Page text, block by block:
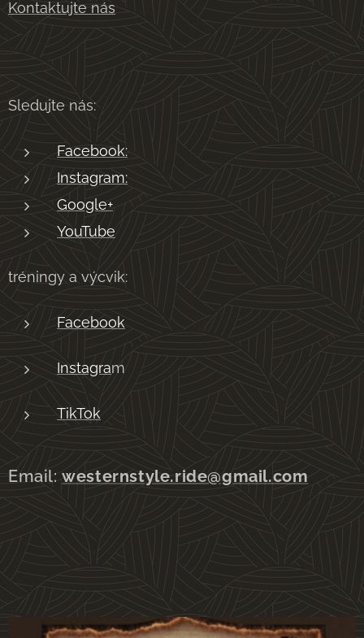
Kontaktujte nás
Sledujte nás:
Facebook:
Instagram:
Google+
YouTube
tréningy a výcvik:
Facebook
Instagram
TikTok
Email:westernstyle.ride@gmail.com